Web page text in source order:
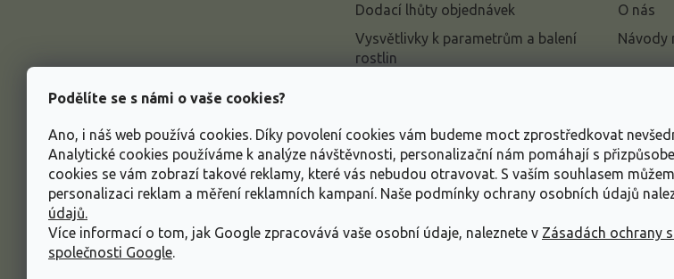
Podělíte se s námi o vaše cookies?
Ano, i náš web používá cookies. Díky povolení cookies vám budeme moct zprostředkovat
Analytické cookies používáme k analýze návštěvnosti, personalizační nám pomáhají s
cookies se vám zobrazí takové reklamy, které vás nebudou otravovat. S vaším souhlasem
personalizaci reklam a měření reklamních kampaní. Naše podmínky ochrany osobních údajů
údajů.
Více informací o tom, jak Google zpracovává vaše osobní údaje, naleznete v Zásadách ochrany
společnosti Google.
Dodací lhůty objednávek
Vysvětlivky k parametrům a balení
rostlin
Informace o ochraně osobních
údajů
Obchodní podmínky
O nás
Návody